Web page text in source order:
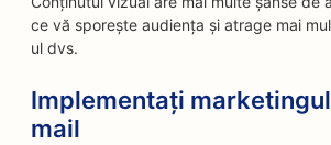
ce vă sporește audiența și atrage mai
ul dvs.
Implementați
mail